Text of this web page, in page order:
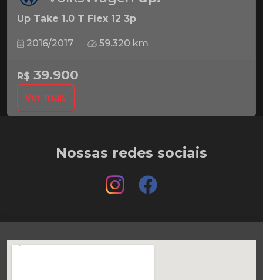
Up Take 1.0 T Flex 12 3p
2016/2017 59.320 km
R$ 39.900
Ver mais
Nossas redes sociais